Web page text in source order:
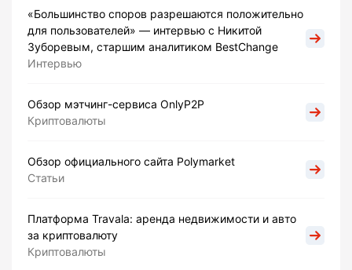
«Большинство споров разрешаются положительно
для пользователей» — интервью с Никитой
Зуборевым, старшим аналитиком BestChange
Интервью
Обзор мэтчинг-сервиса OnlyP2P
Криптовалюты
Обзор официального сайта Polymarket
Статьи
Платформа Travala: аренда недвижимости и авто
за криптовалюту
Криптовалюты